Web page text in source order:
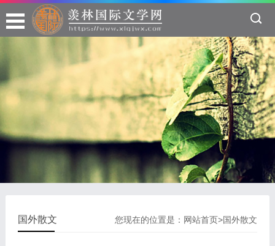
您现在的位置是： 网站首页>国外散文
国外散文